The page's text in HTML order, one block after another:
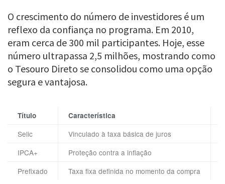
O crescimento do número de investidores é um
reflexo da confiança no programa. Em 2010,
eram cerca de 300 mil participantes. Hoje, esse
número ultrapassa 2,5 milhões, mostrando como
o Tesouro Direto se consolidou como uma opção
segura e vantajosa.
Título Característica
Selic Vinculado à taxa básica de juros
IPCA+
Proteção contra a inflação
Prefixado
Taxa fixa definida no momento da compra